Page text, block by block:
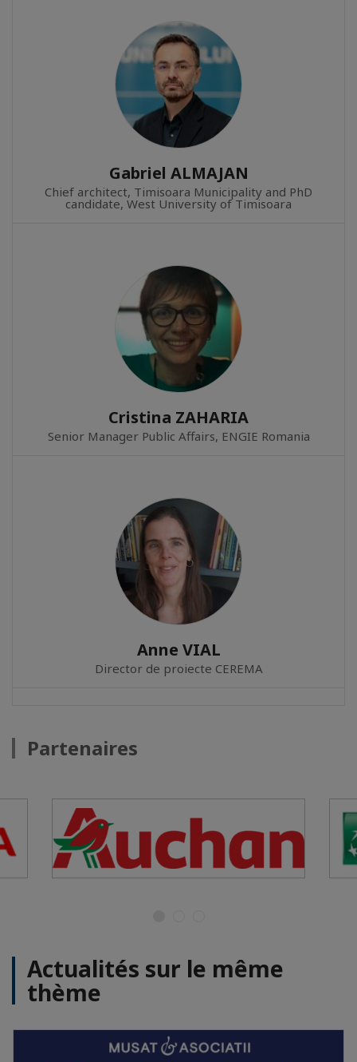
Gabriel ALMAJAN
Chief architect, Timisoara Municipality and PhD
candidate, West University of Timisoara
Cristina ZAHARIA
Senior Manager Public Affairs, ENGIE Romania
Anne VIAL
Director de proiecte CEREMA
Partenaires
Actualités sur le même
thème